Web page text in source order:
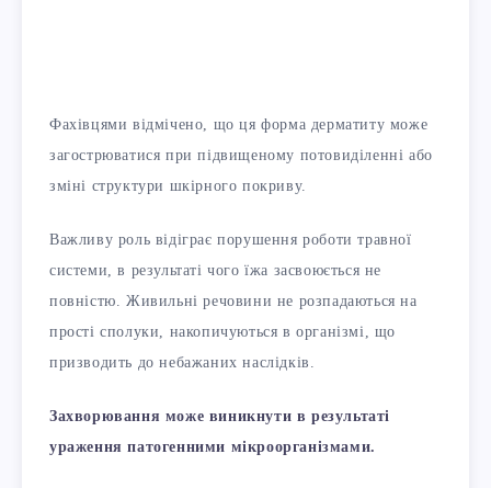
Фахівцями відмічено, що ця форма дерматиту може
загострюватися при підвищеному потовиділенні або
зміні структури шкірного покриву.
Важливу роль відіграє порушення роботи травної
системи, в результаті чого їжа засвоюється не
повністю. Живильні речовини не розпадаються на
прості сполуки, накопичуються в організмі, що
призводить до небажаних наслідків.
Захворювання може виникнути в результаті
ураження патогенними мікроорганізмами.